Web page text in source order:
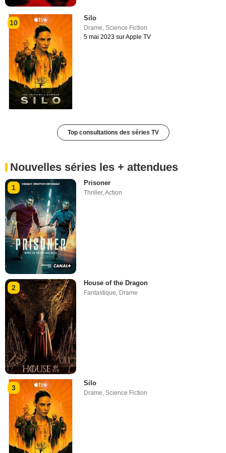
10
Silo
Drame ,Science Fiction
5 mai 2023 sur Apple TV
Top consultations des séries TV
Nouvelles séries les + attendues
1
Prisoner
Thriller,Action
2
House of the Dragon
Fantastique, Drame
3
Silo
Drame,Science Fiction